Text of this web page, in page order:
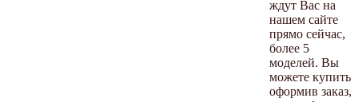
ждут Вас на
нашем сайте
прямо сейчас,
более 5
моделей. Вы
можете купить
оформив заказ,